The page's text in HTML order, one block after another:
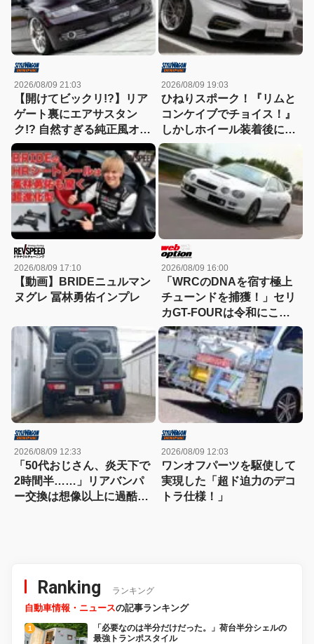
2026/08/09 21:03
【開けてビックリ!?】リア
ゲート裏にエアサスタン
ク!? 自然すぎる純正風オバ
フェンとキャンディレッド
の目元で魅せるRB1オデッ
セイが凄すぎる！
2026/08/09 19:03
ひねりスポーク！『リムと
コンケイブでチョイス！』
しかしホイール装着後にリ
アアームを投入した結果、
ツラ具合があまくなってし
まうという事態に！
2026/08/09 17:10
【動画】BRIDEニュルマン
ヌグレ 冨林勇佑インプレ
2026/08/09 16:00
「WRCのDNAを宿す極上
チューンドを捕獲！」セリ
カGT-FOURは令和にこそ
刺さる逸材だ
2026/08/09 12:33
「50代おじさん、炎天下で
2時間半……」リアバンパ
ー交換は想像以上に過酷だ
2026/08/09 12:03
ワンオフパーツを駆使して
実現した「超ド迫力のデコ
トラ仕様！」
Ranking ランキング
自動車情報・ニュースの記事ランキング
「必要なのは半分だけだった。」荷台半分シェルの
最強トランポスタイル